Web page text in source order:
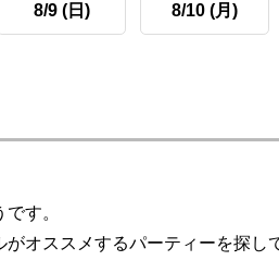
8/9 (日) 8/10 (月)
す。
オススメするパーティーを探し